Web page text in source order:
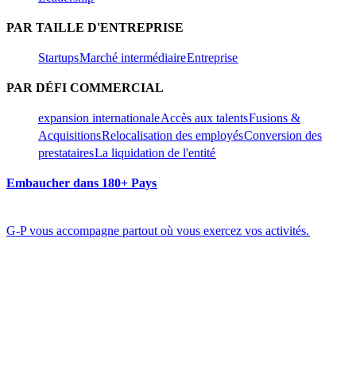
PAR TAILLE D'ENTREPRISE​​
Startups​​Marché intermédiaire​​Entreprise​​
PAR DÉFI COMMERCIAL​​
expansion internationale​​Accès aux talents​​Fusions &
Acquisitions​​Relocalisation des employés​​Conversion des
prestataires​​La liquidation de l'entité​​
Embaucher dans 180+ Pays​​
G-P vous accompagne partout où vous exercez vos activités.​​